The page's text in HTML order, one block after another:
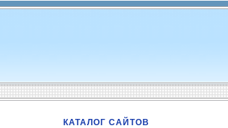
КАТАЛОГ САЙТОВ